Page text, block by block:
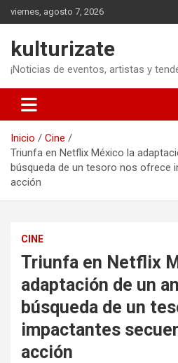
Saltar
al
viernes, agosto 7, 2026
kulturizate
¡Noticias de eventos, artistas y
Inicio
Cine
Triunfa en Netflix México la
búsqueda de un tesoro nos ofrece
acción
CINE
Triunfa en Netflix
adaptación de un
búsqueda de un
impactantes
acción